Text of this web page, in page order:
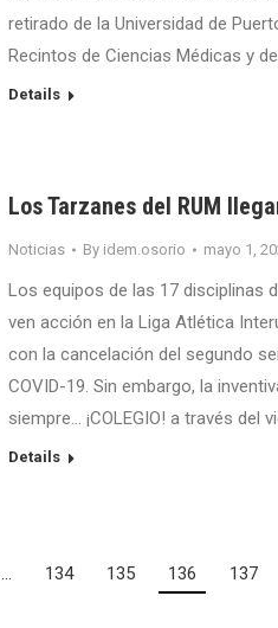
retirado de la Universidad de
Recintos de Ciencias Médicas y
Details
Los Tarzanes del RUM
Noticias By idem.osorio mayo 1,
Los equipos de las 17 disciplinas
ven acción en la Liga Atlética
con la cancelación del segundo
COVID-19. Sin embargo, la
siempre… ¡COLEGIO! a través del
Details
… 134 135 136 137